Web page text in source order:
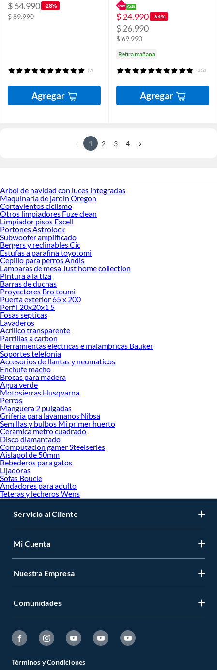
$ 64.990 -28%
$ 89.990
(9)
Agregar
$ 24.990 -64%
$ 26.990
$ 69.990
Retira mañana
(262)
Agregar
1 2 3 4
Arbol de navidad con luces integradas
Maquinaria de jardin Oregon
Cortavientos ciclismo
Otros limpiadores Fuze clean
Limpiador pisos Excell
Portones Astrolock
Subwoofer amplificado
Bergers y reclinables Cic
Estufas a parafina toyotomi
Cepillo para perros Andis
Lamparas de mesa Just home collection
Pintura a la tiza
Barras de duchas
Proyectores Bro toumi
Puerta exterior 65 x 200
Perfil 20x20x1 5
Fosas septicas
Lavaderos
Acrilico transparente
Parrillas a carbon
Herramientas electricas e inalambricas Bauker
Soportes telefonia
Accesorios de llantas y neumaticos
Enchufe macho
Brocas para madera
Agua verde
Motosierras Husqvarna
Perros
Manguera 2 pulgadas
Griferia para lavamanos Nibsa
Semillas y bulbos Mi primer huerto
Ceramica metro cuadrado
Disco diamantado
Computacion gamer Steelseries
Aislapol de 50mm
Bebederos para gatos
Lijadoras
Sofas Boucle
Andadores para adulto
Teteras y lecheros Wens
Servicio al Cliente
Mi Cuenta
Nuestra Empresa
Comunidades
Términos y Condiciones